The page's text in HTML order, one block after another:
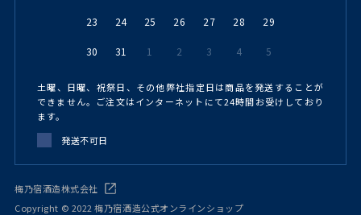
23 24 25 26 27 28 29
30 31 1 2 3 4 5
土曜、日曜、祝祭日、その他弊社指定日は商品を発送することが
できません。ご注文はインターネットにて24時間お受けしており
ます。
発送不可日
梅乃宿酒造株式会社
Copyright © 2022 梅乃宿酒造公式オンラインショップ